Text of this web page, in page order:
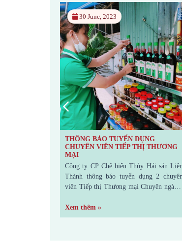
THÔNG BÁO TUYỂN DỤNG
CHUYÊN VIÊN TIẾP THỊ THƯƠNG
MẠI
Công ty CP Chế biến Thủy Hải sản
Thành thông báo tuyển dụng 2
viên Tiếp thị Thương mại Chuyên ngành:
Doanh. Yêu cầu: Có kinh nghiệm trong
lãnh vực tương đương ít nhất 1
Xem thêm »
30 June, 2023